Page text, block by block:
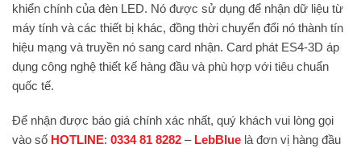
khiển chính của đèn LED. Nó được sử dụng để nhận dữ liệu từ
máy tính và các thiết bị khác, đồng thời chuyển đổi nó thành tín
hiệu mạng và truyền nó sang card nhận. Card phát ES4-3D áp
dụng công nghệ thiết kế hàng đầu và phù hợp với tiêu chuẩn
quốc tế.
Để nhận được báo giá chính xác nhất, quý khách vui lòng gọi
vào số HOTLINE: 0334 81 8282 – LebBlue là đơn vị hàng đầu